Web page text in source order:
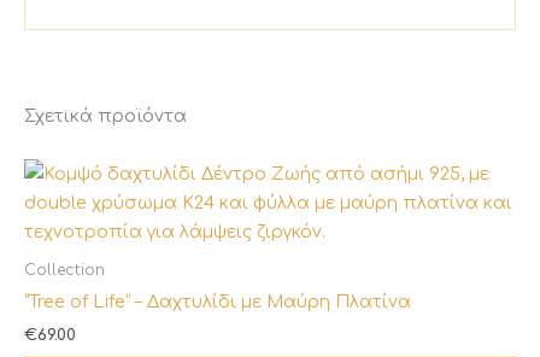
Σχετικά προϊόντα
Collection
“Tree of Life” – Δαχτυλίδι με Μαύρη Πλατίνα
€69.00